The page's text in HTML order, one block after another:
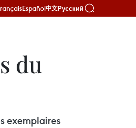
Español中文Русский
du
exemplaires